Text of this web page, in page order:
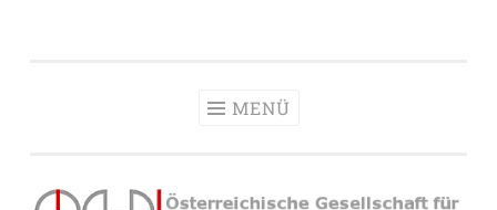
MENÜ